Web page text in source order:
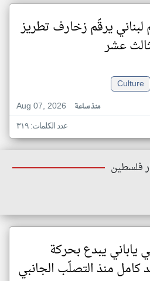
يرقّم زخارف تطريز
عشر
Culture
Aug 07, 2026
منذ ساعة
عدد الكلمات: ٣١٩
فلسطين
يبدع بحركة
كامل منذ التصلّب الجانبي